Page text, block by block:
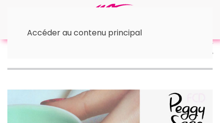
Accéder au contenu principal